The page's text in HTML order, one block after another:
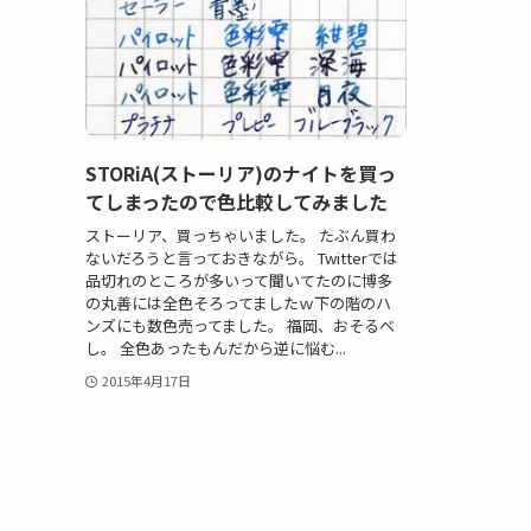
STORiA(ストーリア)のナイトを買っ
てしまったので色比較してみました
ストーリア、買っちゃいました。 たぶん買わ
ないだろうと言っておきながら。 Twitterでは
品切れのところが多いって聞いてたのに博多
の丸善には全色そろってましたｗ下の階のハ
ンズにも数色売ってました。 福岡、おそるべ
し。 全色あったもんだから逆に悩む...
2015年4月17日